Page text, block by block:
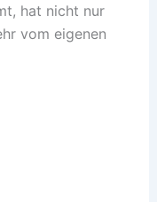
hat nicht nur
vom eigenen